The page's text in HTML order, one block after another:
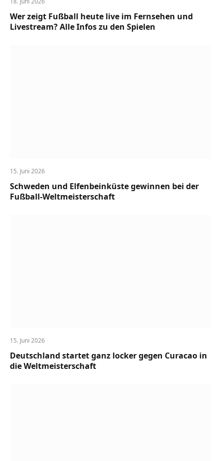
Wer zeigt Fußball heute live im Fernsehen und
Livestream? Alle Infos zu den Spielen
15. Juni 2026
Schweden und Elfenbeinküste gewinnen bei der
Fußball-Weltmeisterschaft
15. Juni 2026
Deutschland startet ganz locker gegen Curacao in
die Weltmeisterschaft